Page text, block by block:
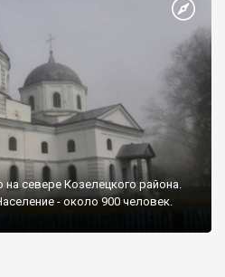
взял на себя гетман Иван
севере Козелецкого района.
- около 900 человек.